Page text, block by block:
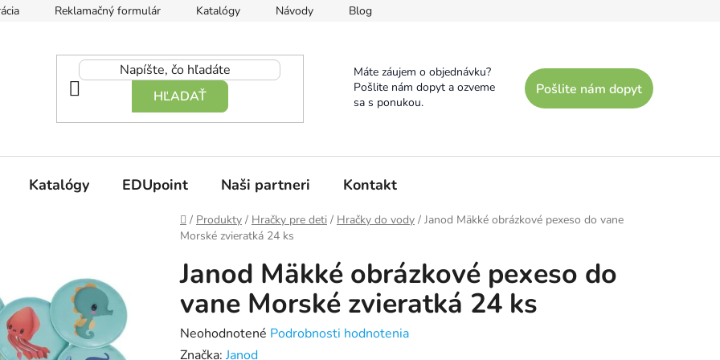
Reklamačný formulár Katalógy Návody Blog
HĽADAŤ
Máte záujem o objednávku?
Pošlite nám dopyt a ozveme
sa s ponukou.
Pošlite nám dopyt
Katalógy EDUpoint Naši partneri Kontakt
Domov
/ Produkty / Hračky pre deti / Hračky do vody / Janod Mäkké obrázkové pexeso do vane
Morské zvieratká 24 ks
Janod Mäkké obrázkové pexeso do
vane Morské zvieratká 24 ks
Priemerné
hodnotenie
Neohodnotené Podrobnosti hodnotenia
Značka: Janod